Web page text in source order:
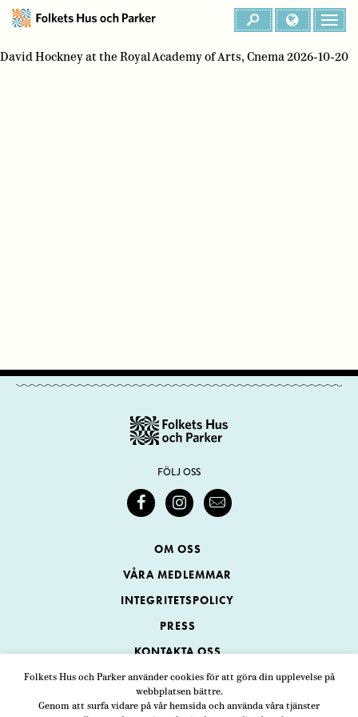
Folkets Hus och Parker använder cookies för att göra din upplevelse på
webbplatsen bättre.
Genom att surfa vidare på vår hemsida och använda våra tjänster
David Hockney at the Royal Academy of Arts, Cnema 2026-10-20
FÖLJ OSS
OM OSS
VÅRA MEDLEMMAR
INTEGRITETSPOLICY
PRESS
KONTAKTA OSS
Folkets Hus och Parker